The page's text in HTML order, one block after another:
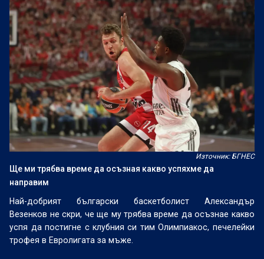
Източник: БГНЕС
Ще ми трябва време да осъзная какво успяхме да
направим
Най-добрият български баскетболист Александър
Везенков не скри, че ще му трябва време да осъзнае какво
успя да постигне с клубния си тим Олимпиакос, печелейки
трофея в Евролигата за мъже.